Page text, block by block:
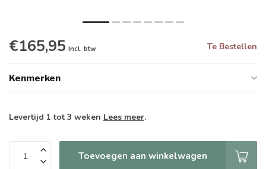
€165,95 Incl. btw Te Bestellen
Kenmerken
Levertijd 1 tot 3 weken Lees meer.
Toevoegen aan winkelwagen